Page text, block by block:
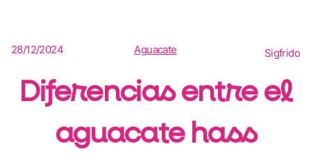
28/12/2024 Aguacate Sigfrido
Diferencias entre el
aguacate hass